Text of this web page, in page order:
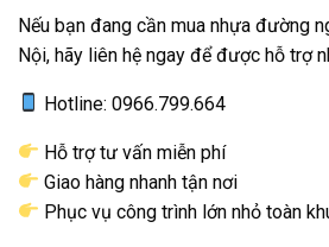
Nếu bạn đang cần mua nhựa đường
Nội, hãy liên hệ ngay để được hỗ trợ
Hotline: 0966.799.664
Hỗ trợ tư vấn miễn phí
Giao hàng nhanh tận nơi
Phục vụ công trình lớn nhỏ toàn